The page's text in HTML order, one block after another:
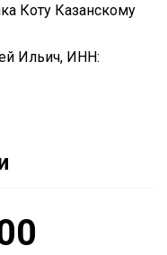
Коту Казанскому
Ильич, ИНН: